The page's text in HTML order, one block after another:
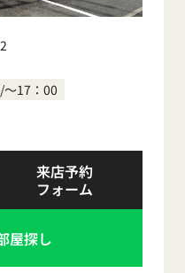
17：00
来店予約
フォーム
屋探し